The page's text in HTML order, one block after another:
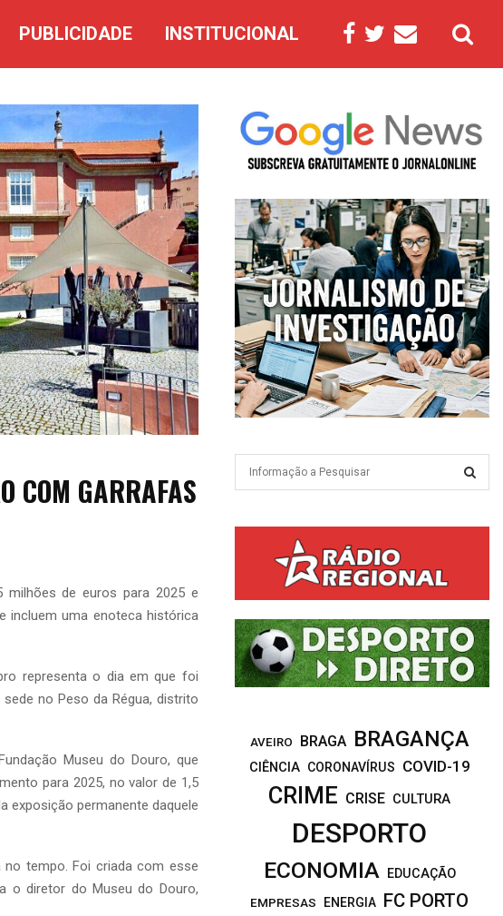
PUBLICIDADE INSTITUCIONAL
COM GARRAFAS
milhões de euros para 2025 e
incluem uma enoteca histórica
representa o dia em que foi
no Peso da Régua, distrito
Museu do Douro, que
para 2025, no valor de 1,5
exposição permanente daquele
no tempo. Foi criada com esse
o diretor do Museu do Douro,
o
r
:
R
C
H
AVEIRO BRAGA BRAGANÇA
CIÊNCIA CORONAVÍRUS COVID-19
CRIME CRISE CULTURA
DESPORTO
ECONOMIA
EDUCAÇÃO
EMPRESAS
ENERGIA FC PORTO